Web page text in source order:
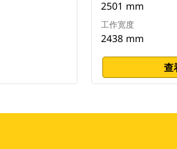
2501 mm
工作宽度
2438 mm
查